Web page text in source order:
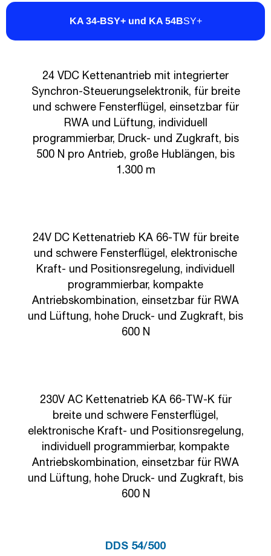
KA 34-BSY+ und KA 54BSY+
24 VDC Kettenantrieb mit integrierter
Synchron-Steuerungselektronik, für breite
und schwere Fensterflügel, einsetzbar für
RWA und Lüftung, individuell
programmierbar, Druck- und Zugkraft, bis
500 N pro Antrieb, große Hublängen, bis
1.300 m
24V DC Kettenatrieb KA 66-TW für breite
und schwere Fensterflügel, elektronische
Kraft- und Positionsregelung, individuell
programmierbar, kompakte
Antriebskombination, einsetzbar für RWA
und Lüftung, hohe Druck- und Zugkraft, bis
600 N
230V AC Kettenatrieb KA 66-TW-K für
breite und schwere Fensterflügel,
elektronische Kraft- und Positionsregelung,
individuell programmierbar, kompakte
Antriebskombination, einsetzbar für RWA
und Lüftung, hohe Druck- und Zugkraft, bis
600 N
DDS 54/500